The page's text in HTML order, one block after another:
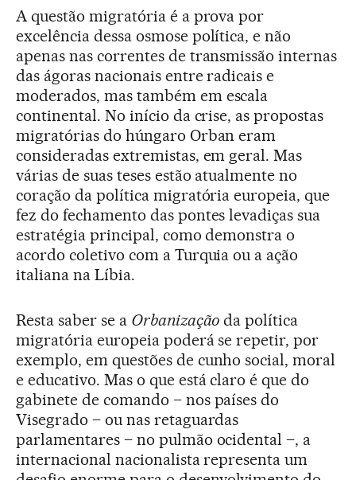
A questão migratória é a prova por
excelência dessa osmose política, e não
apenas nas correntes de transmissão internas
das ágoras nacionais entre radicais e
moderados, mas também em escala
continental. No início da crise, as propostas
migratórias do húngaro Orban eram
consideradas extremistas, em geral. Mas
várias de suas teses estão atualmente no
coração da política migratória europeia, que
fez do fechamento das pontes levadiças sua
estratégia principal, como demonstra o
acordo coletivo com a Turquia ou a ação
italiana na Líbia.
Resta saber se a Orbanização da política
migratória europeia poderá se repetir, por
exemplo, em questões de cunho social, moral
e educativo. Mas o que está claro é que do
gabinete de comando – nos países do
Visegrado – ou nas retaguardas
parlamentares – no pulmão ocidental –, a
internacional nacionalista representa um